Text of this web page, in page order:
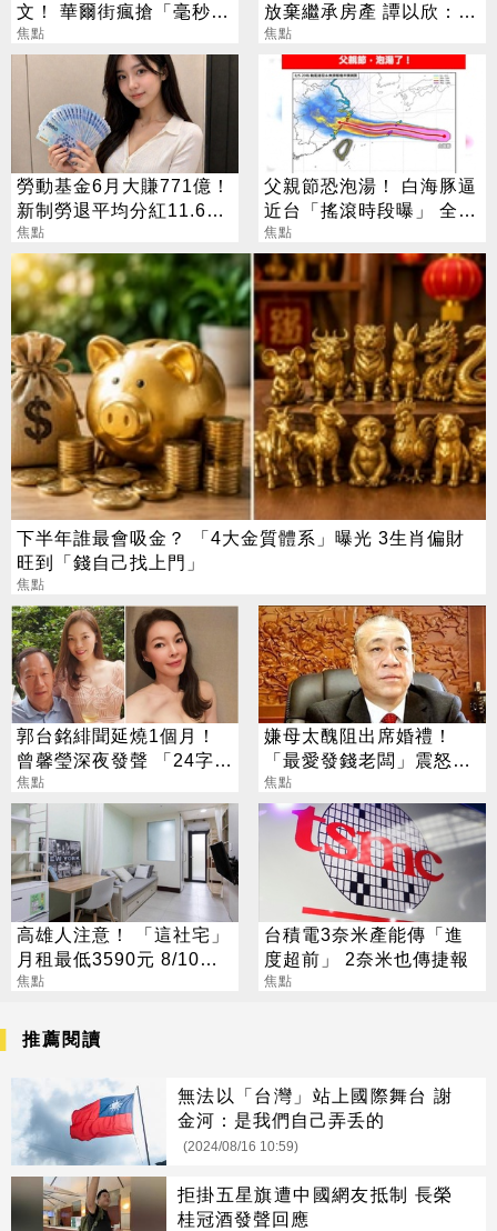
文！ 華爾街瘋搶「毫秒優
勢」引熱議
焦點
放棄繼承房產 譚以欣：不
實內容二次傷害
焦點
勞動基金6月大賺771億！
新制勞退平均分紅11.6萬
元
焦點
父親節恐泡湯！ 白海豚逼
近台「搖滾時段曝」 全台
雨彈開炸
焦點
下半年誰最會吸金？ 「4大金質體系」曝光 3生肖偏財
旺到「錢自己找上門」
焦點
郭台銘緋聞延燒1個月！
曾馨瑩深夜發聲 「24字」
吐盡最心繫的事
焦點
嫌母太醜阻出席婚禮！
「最愛發錢老闆」震怒開
除：我看不起你
焦點
高雄人注意！ 「這社宅」
月租最低3590元 8/10起
放申請
焦點
台積電3奈米產能傳「進
度超前」 2奈米也傳捷報
焦點
推薦閱讀
無法以「台灣」站上國際舞台 謝
金河：是我們自己弄丢的
(2024/08/16 10:59)
拒掛五星旗遭中國網友抵制 長榮
桂冠酒發聲回應